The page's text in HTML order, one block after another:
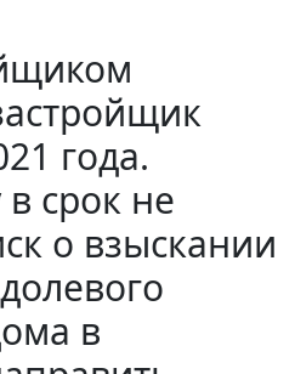
года.
срок не
о взыскании
в